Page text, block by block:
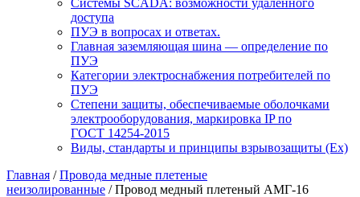
Системы SCADA: возможности удаленного
доступа
ПУЭ в вопросах и ответах.
Главная заземляющая шина — определение по
ПУЭ
Категории электроснабжения потребителей по
ПУЭ
Степени защиты, обеспечиваемые оболочками
электрооборудования, маркировка IP по
ГОСТ 14254-2015
Виды, стандарты и принципы взрывозащиты (Ex)
Главная /Провода медные плетеные
неизолированные / Провод медный плетеный АМГ-16